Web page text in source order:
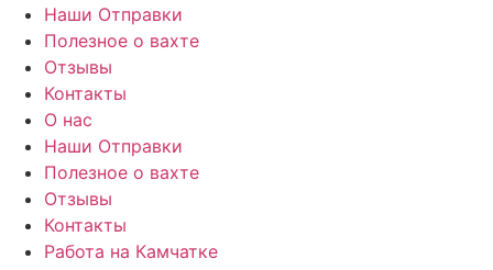
Наши Отправки
Полезное о вахте
Отзывы
Контакты
О нас
Наши Отправки
Полезное о вахте
Отзывы
Контакты
Работа на Камчатке